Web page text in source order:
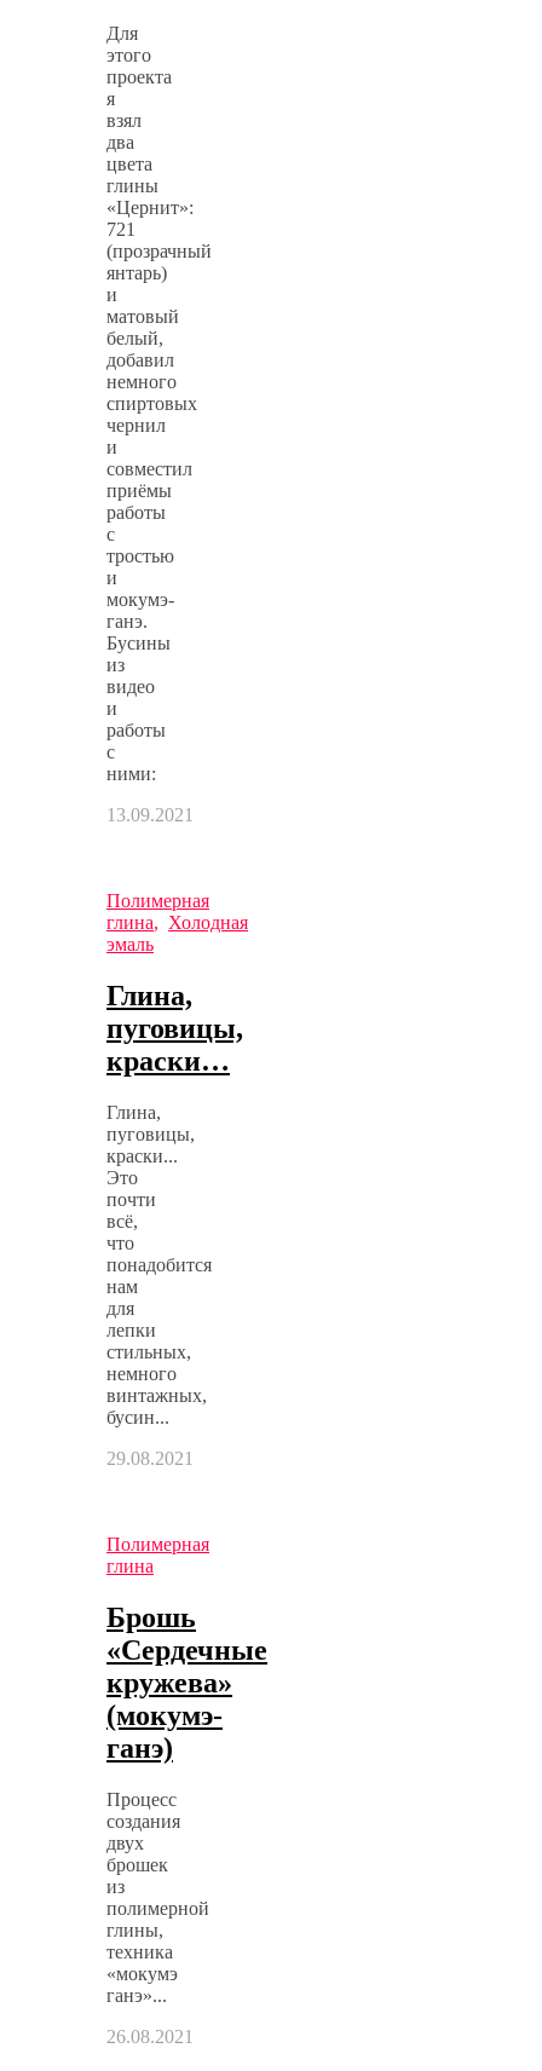
Для
этого
проекта
я
взял
два
цвета
глины
«Цернит»:
721
(прозрачный
янтарь)
и
матовый
белый,
добавил
немного
спиртовых
чернил
и
совместил
приёмы
работы
с
тростью
и
мокумэ-
ганэ.
Бусины
из
видео
и
работы
с
ними:
13.09.2021
Полимерная
глина, Холодная
эмаль
Глина,
пуговицы,
краски…
Глина,
пуговицы,
краски...
Это
почти
всё,
что
понадобится
нам
для
лепки
стильных,
немного
винтажных,
бусин...
29.08.2021
Полимерная
глина
Брошь
«Сердечные
кружева»
(мокумэ-
ганэ)
Процесс
создания
двух
брошек
из
полимерной
глины,
техника
«мокумэ
ганэ»...
26.08.2021